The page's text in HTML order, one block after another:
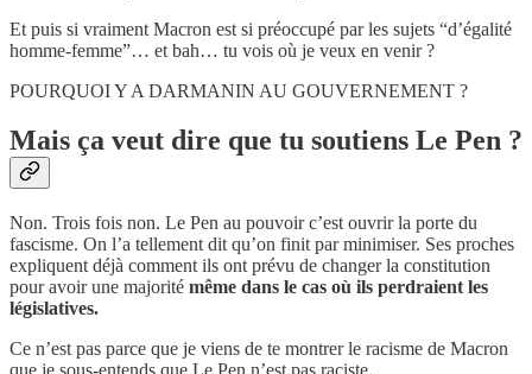
Et puis si vraiment Macron est si préoccupé par les sujets “d’égalité
homme-femme”… et bah… tu vois où je veux en venir ?
POURQUOI Y A DARMANIN AU GOUVERNEMENT ?
Mais ça veut dire que tu soutiens Le Pen ?
Non. Trois fois non. Le Pen au pouvoir c’est ouvrir la porte du
fascisme. On l’a tellement dit qu’on finit par minimiser. Ses proches
expliquent déjà comment ils ont prévu de changer la constitution
pour avoir une majorité même dans le cas où ils perdraient les
législatives.
Ce n’est pas parce que je viens de te montrer le racisme de Macron